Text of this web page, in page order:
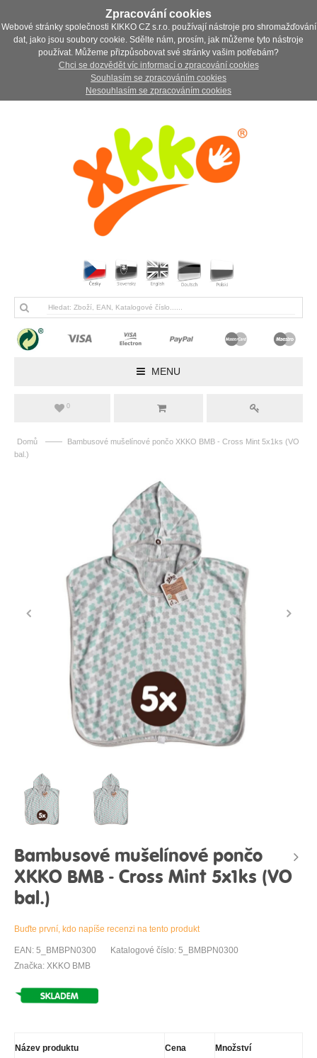
Zpracování cookies
Webové stránky společnosti KIKKO CZ s.r.o. používají nástroje pro shromažďování
dat, jako jsou soubory cookie. Sdělte nám, prosím, jak můžeme tyto nástroje
používat. Můžeme přizpůsobovat své stránky vašim potřebám?
Chci se dozvědět víc informací o zpracování cookies
Souhlasím se zpracováním cookies
Nesouhlasím se zpracováním cookies
MENU
0
Domů ——
Bambusové mušelínové pončo XKKO BMB - Cross Mint 5x1ks (VO
bal.)
Bambusové mušelínové pončo
XKKO BMB - Cross Mint 5x1ks (VO
bal.)
Buďte první, kdo napíše recenzi na tento produkt
EAN: 5_BMBPN0300
Katalogové číslo: 5_BMBPN0300
Značka: XKKO BMB
Název produktu Cena Množství